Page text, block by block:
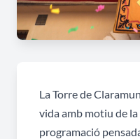
La Torre de
vida amb motiu de
programació